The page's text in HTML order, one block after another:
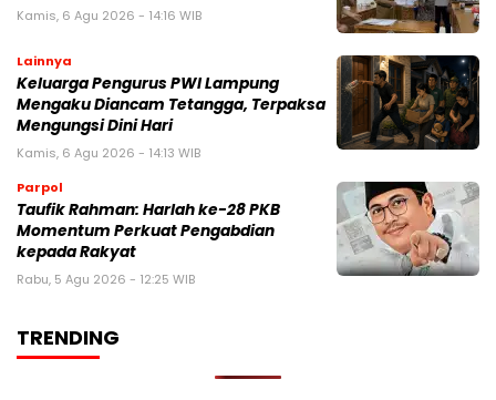
Kamis, 6 Agu 2026 - 14:16 WIB
Lainnya
Keluarga Pengurus PWI Lampung
Mengaku Diancam Tetangga, Terpaksa
Mengungsi Dini Hari
Kamis, 6 Agu 2026 - 14:13 WIB
Parpol
Taufik Rahman: Harlah ke-28 PKB
Momentum Perkuat Pengabdian
kepada Rakyat
Rabu, 5 Agu 2026 - 12:25 WIB
TRENDING